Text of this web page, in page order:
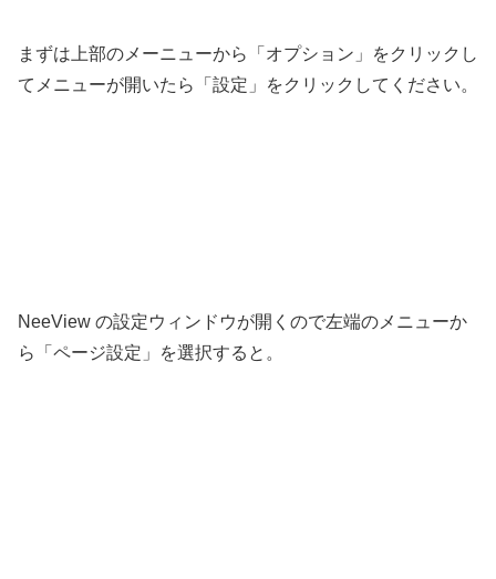
まずは上部のメーニューから「オプション」をクリックし
てメニューが開いたら「設定」をクリックしてください。
NeeView の設定ウィンドウが開くので左端のメニューか
ら「ページ設定」を選択すると。